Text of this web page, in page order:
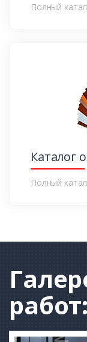
Полный
Каталог
Полный
работ: